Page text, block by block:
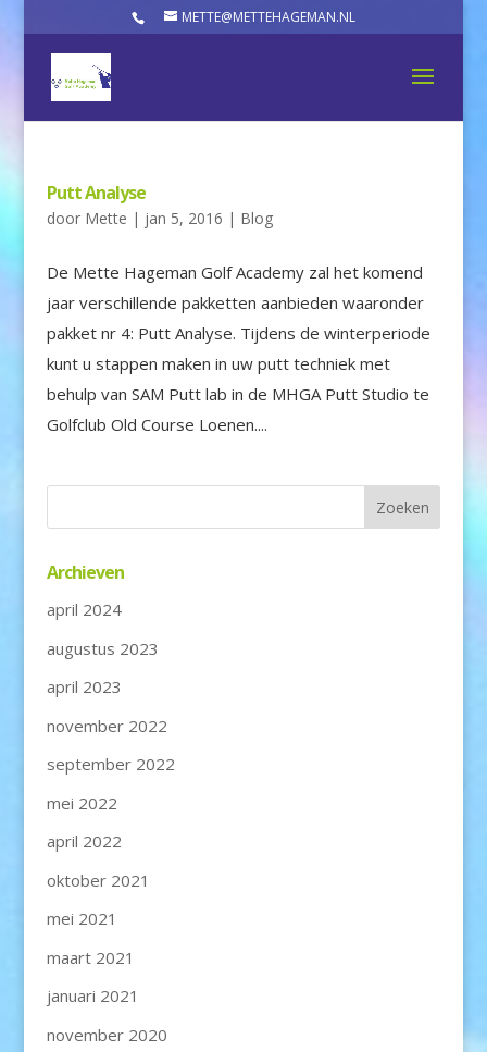
METTE@METTEHAGEMAN.NL
Putt Analyse
door Mette | jan 5, 2016 | Blog
De Mette Hageman Golf Academy zal het komend
jaar verschillende pakketten aanbieden waaronder
pakket nr 4: Putt Analyse. Tijdens de winterperiode
kunt u stappen maken in uw putt techniek met
behulp van SAM Putt lab in de MHGA Putt Studio te
Golfclub Old Course Loenen....
Archieven
april 2024
augustus 2023
april 2023
november 2022
september 2022
mei 2022
april 2022
oktober 2021
mei 2021
maart 2021
januari 2021
november 2020